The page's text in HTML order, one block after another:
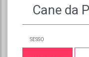
SESSO